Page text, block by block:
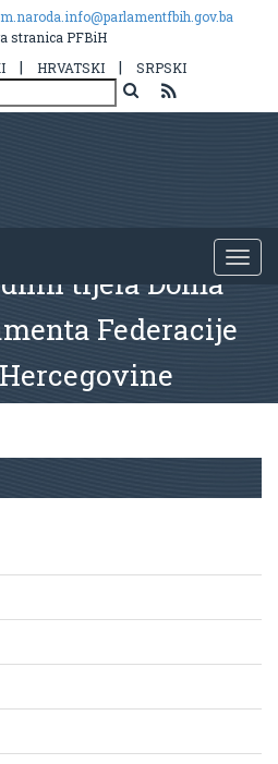
stranica PFBiH
| HRVATSKI | SRPSKI
tijela Doma
Federacije